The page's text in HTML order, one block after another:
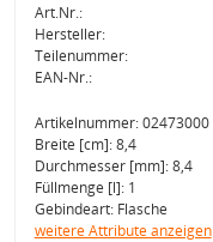
Art.Nr.:
Hersteller:
Teilenummer:
EAN-Nr.:
Artikelnummer: 02473000
Breite [cm]: 8,4
Durchmesser [mm]: 8,4
Füllmenge [l]: 1
Gebindeart: Flasche
weitere Attribute anzeigen